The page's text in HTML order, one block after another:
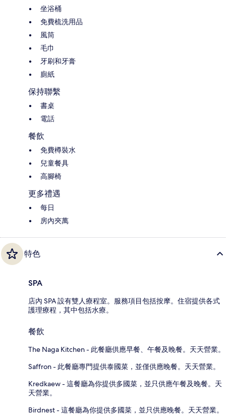
坐浴桶
免費梳洗用品
風筒
毛巾
牙刷和牙膏
廁紙
保持聯繫
書桌
電話
餐飲
免費樽裝水
兒童餐具
高腳椅
更多禮遇
每日
房內夾萬
特色
SPA
店內 SPA 設有雙人療程室。服務項目包括按摩。住宿提供各式
護理療程，其中包括水療。
餐飲
The Naga Kitchen - 此餐廳供應早餐、午餐及晚餐。天天營業。
Saffron - 此餐廳專門提供泰國菜，並僅供應晚餐。天天營業。
Kredkaew - 這餐廳為你提供多國菜，並只供應午餐及晚餐。天
天營業。
Birdnest - 這餐廳為你提供多國菜，並只供應晚餐。天天營業。